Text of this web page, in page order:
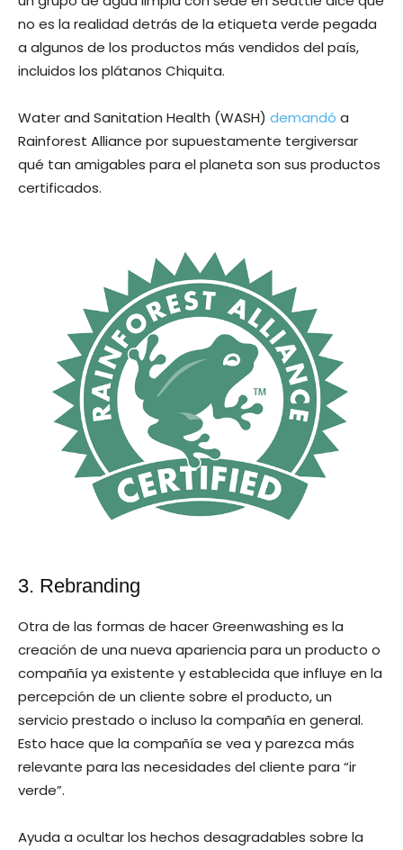
no es la realidad detrás de la etiqueta verde pegada
a algunos de los productos más vendidos del país,
incluidos los plátanos Chiquita.
Water and Sanitation Health (WASH) demandó a
Rainforest Alliance por supuestamente tergiversar
qué tan amigables para el planeta son sus productos
certificados.
3. Rebranding
Otra de las formas de hacer Greenwashing es la
creación de una nueva apariencia para un producto o
compañía ya existente y establecida que influye en la
percepción de un cliente sobre el producto, un
servicio prestado o incluso la compañía en general.
Esto hace que la compañía se vea y parezca más
relevante para las necesidades del cliente para “ir
verde”.
Ayuda a ocultar los hechos desagradables sobre la